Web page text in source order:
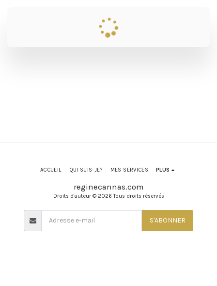
reginecannas.com
Droits d'auteur © 2026 Tous droits réservés
ACCUEIL QUI SUIS-JE? MES SERVICES PLUS
S'ABONNER